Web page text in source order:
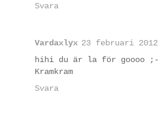
Svara
Vardaxlyx 23 februari
hihi du är la för goooo
Kramkram
Svara